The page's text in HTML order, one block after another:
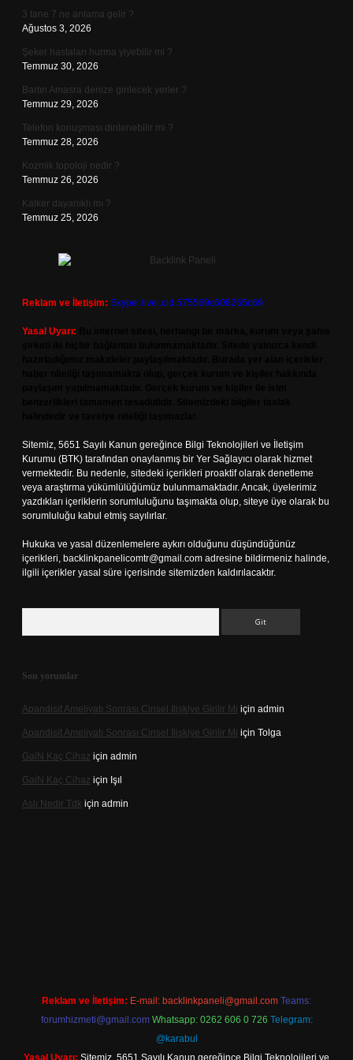
3 tane 7 ne anlama gelir ?
Ağustos 3, 2026
Şeker hastaları hurma yiyebilir mi ?
Temmuz 30, 2026
Bartın Amasra denize girilecek yerler ?
Temmuz 29, 2026
Telefon konuşması dinlenebilir mi ?
Temmuz 28, 2026
Kozmik topoloji nedir ?
Temmuz 26, 2026
Kalker dayanıklı mı ?
Temmuz 25, 2026
Reklam ve İletişim: Skype: live:.cid.575569c608265c69
Yasal Uyarı:
Sitemiz, 5651 Sayılı Kanun gereğince Bilgi Teknolojileri ve İletişim
Kurumu (BTK) tarafından onaylanmış bir Yer Sağlayıcı olarak hizmet
vermektedir. Bu nedenle, sitedeki içerikleri proaktif olarak denetleme
veya araştırma yükümlülüğümüz bulunmamaktadır. Ancak, üyelerimiz
yazdıkları içeriklerin sorumluluğunu taşımakta olup, siteye üye olarak bu
sorumluluğu kabul etmiş sayılırlar.
Hukuka ve yasal düzenlemelere aykırı olduğunu düşündüğünüz
içerikleri, backlinkpanelicomtr@gmail.com adresine bildirmeniz halinde,
ilgili içerikler yasal süre içerisinde sitemizden kaldırılacaktır.
Son yorumlar
Apandisit Ameliyatı Sonrası Cinsel Ilişkiye Girilir Mi için admin
Apandisit Ameliyatı Sonrası Cinsel Ilişkiye Girilir Mi için Tolga
Gai̇N Kaç Cihaz için admin
Gai̇N Kaç Cihaz için Işıl
Aslı Nedir Tdk için admin
Reklam ve İletişim: E-mail: backlinkpaneli@gmail.com Teams:
forumhizmeti@gmail.com Whatsapp: 0262 606 0 726 Telegram:
@karabul
Yasal Uyarı: Sitemiz, 5651 Sayılı Kanun gereğince Bilgi Teknolojileri ve